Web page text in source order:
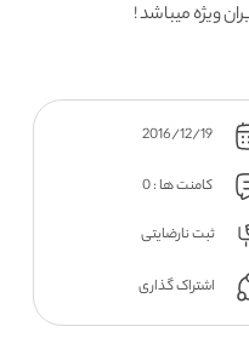
ویژه میباشد !
2016/12/19
کامنت ها : 0
ثبت نارضایتی
اشتراک گذاری